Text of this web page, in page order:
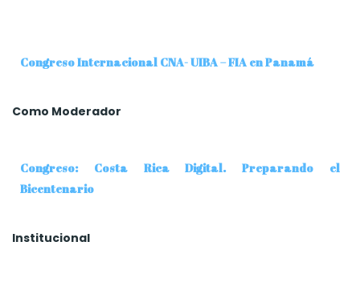
Congreso Internacional CNA- UIBA – FIA en Panamá
Como Moderador
Congreso: Costa Rica Digital. Preparando el
Bicentenario
Institucional